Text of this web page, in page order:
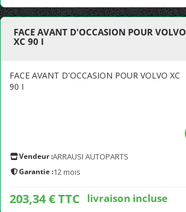
FACE AVANT D'OCCASION POUR VOLVO
XC 90 I
FACE AVANT D'OCCASION POUR VOLVO XC
90 I
Vendeur :ARRAUSI AUTOPARTS
Garantie :12 mois
203,34 € TTC livraison incluse